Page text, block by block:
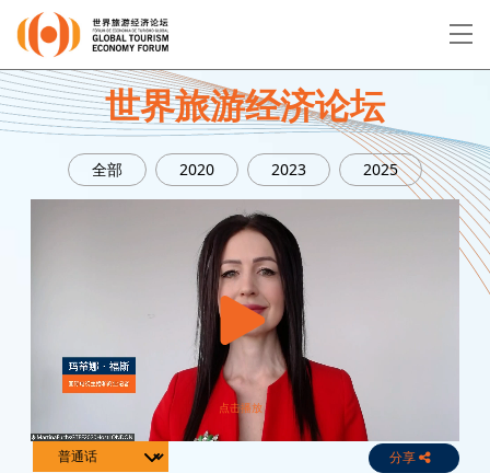
EN 繁 简
关于论坛
世界旅游经济论坛
全部 2020 2023 2025
Channels 分享